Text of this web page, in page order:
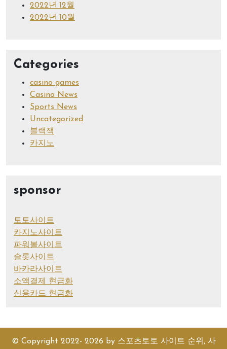
2022년 12월
2022년 10월
Categories
casino games
Casino News
Sports News
Uncategorized
블랙잭
카지노
sponsor
토토사이트
카지노사이트
파워볼사이트
슬롯사이트
바카라사이트
소액결제 현금화
신용카드 현금화
© Copyright 2022- 2026 by 스포츠토토 사이트 순위, 사